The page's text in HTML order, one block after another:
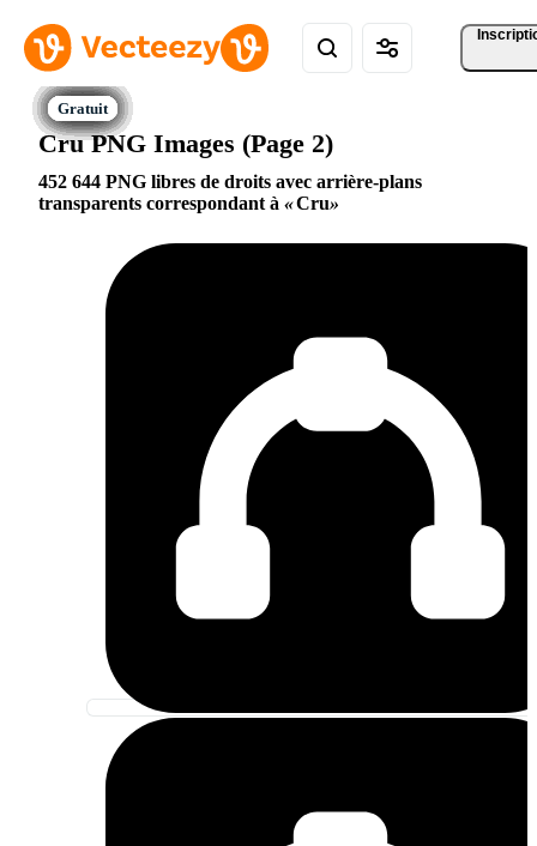
Cru PNG Images (Page 2)
452 644 PNG libres de droits avec arrière-plans
transparents correspondant à
Cru